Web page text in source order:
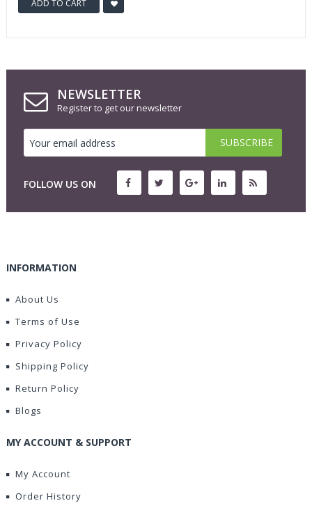
ADD TO CART
NEWSLETTER
Register to get our newsletter
FOLLOW US ON
INFORMATION
About Us
Terms of Use
Privacy Policy
Shipping Policy
Return Policy
Blogs
MY ACCOUNT & SUPPORT
My Account
Order History